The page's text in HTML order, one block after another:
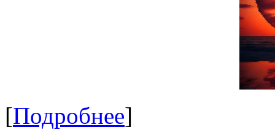
[Подробнее]